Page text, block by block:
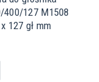
127 M1508
127 gł mm